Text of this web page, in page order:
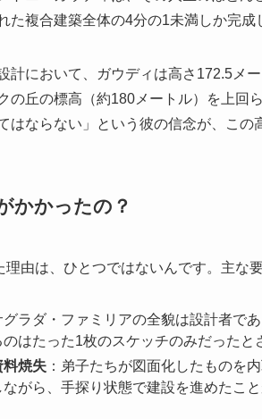
た複合建築全体の4分の1未満しか完成
計において、ガウディは高さ172.5メ
の丘の標高（約180メートル）を上回
はならない」という彼の信念が、この
かかったの？
理由は、ひとつではないんです。主
グラダ・ファミリアの全貌は設計者で
はたった1枚のスケッチのみだったと
料焼失 ：弟子たちが図面化したものを
がら、手探り状態で建設を進めたこ